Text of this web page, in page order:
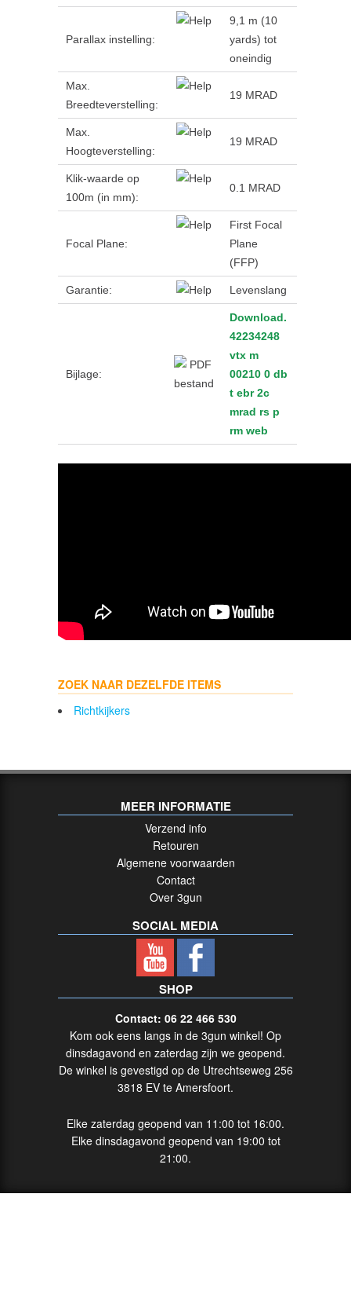
Parallax instelling:
9,1 m (10
yards) tot
oneindig
Max.
Breedteverstelling:
19 MRAD
Max.
Hoogteverstelling:
19 MRAD
Klik-waarde op
100m (in mm):
0.1 MRAD
Focal Plane:
First Focal
Plane
(FFP)
Garantie: Levenslang
Bijlage:
Download.
42234248
vtx m
00210 0 db
t ebr 2c
mrad rs p
rm web
ZOEK NAAR DEZELFDE ITEMS
Richtkijkers
MEER INFORMATIE
Verzend info
Retouren
Algemene voorwaarden
Contact
Over 3gun
SOCIAL MEDIA
SHOP
Contact: 06 22 466 530
Kom ook eens langs in de 3gun winkel! Op
dinsdagavond en zaterdag zijn we geopend.
De winkel is gevestigd op de Utrechtseweg 256
3818 EV te Amersfoort.
Elke zaterdag geopend van 11:00 tot 16:00.
Elke dinsdagavond geopend van 19:00 tot
21:00.